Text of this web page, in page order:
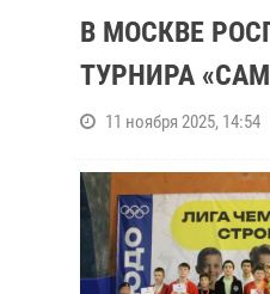
В МОСКВЕ
ТУРНИРА
11 ноября 2025, 14:54